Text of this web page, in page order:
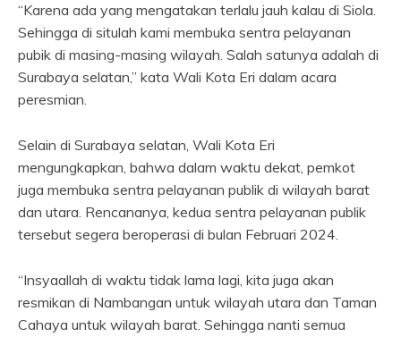
“Karena ada yang mengatakan terlalu jauh kalau di Siola.
Sehingga di situlah kami membuka sentra pelayanan
pubik di masing-masing wilayah. Salah satunya adalah di
Surabaya selatan,” kata Wali Kota Eri dalam acara
peresmian.
Selain di Surabaya selatan, Wali Kota Eri
mengungkapkan, bahwa dalam waktu dekat, pemkot
juga membuka sentra pelayanan publik di wilayah barat
dan utara. Rencananya, kedua sentra pelayanan publik
tersebut segera beroperasi di bulan Februari 2024.
“Insyaallah di waktu tidak lama lagi, kita juga akan
resmikan di Nambangan untuk wilayah utara dan Taman
Cahaya untuk wilayah barat. Sehingga nanti semua